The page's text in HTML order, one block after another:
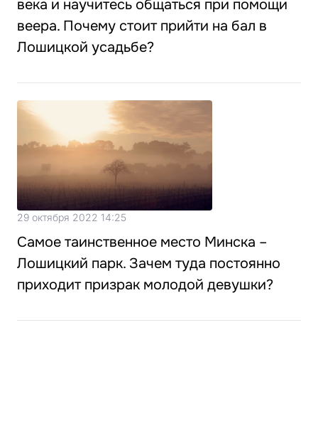
века и научитесь общаться при помощи
веера. Почему стоит прийти на бал в
Лошицкой усадьбе?
29 октября 2022 14:25
Самое таинственное место Минска –
Лошицкий парк. Зачем туда постоянно
приходит призрак молодой девушки?